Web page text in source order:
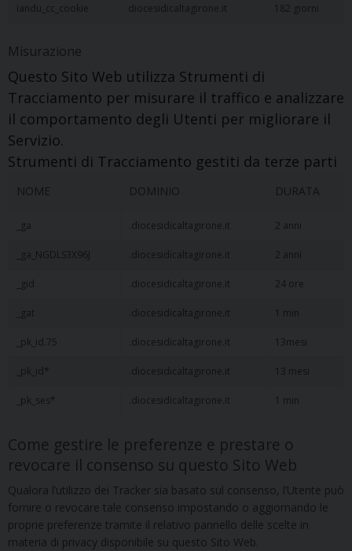
iandu_cc_cookie diocesidicaltagirone.it 182 giorni
Misurazione
Questo Sito Web utilizza Strumenti di
Tracciamento per misurare il traffico e analizzare
il comportamento degli Utenti per migliorare il
Servizio.
Strumenti di Tracciamento gestiti da terze parti
NOME DOMINIO DURATA
_ga .diocesidicaltagirone.it 2 anni
_ga_NGDLS3X96J .diocesidicaltagirone.it 2 anni
_gid .diocesidicaltagirone.it 24 ore
_gat .diocesidicaltagirone.it 1 min
_pk_id.75 .diocesidicaltagirone.it 13mesi
_pk_id* .diocesidicaltagirone.it 13 mesi
_pk_ses* .diocesidicaltagirone.it 1 min
Come gestire le preferenze e prestare o
revocare il consenso su questo Sito Web
Qualora l’utilizzo dei Tracker sia basato sul consenso, l’Utente può
fornire o revocare tale consenso impostando o aggiornando le
proprie preferenze tramite il relativo pannello delle scelte in
materia di privacy disponibile su questo Sito Web.